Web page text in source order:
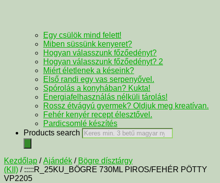
Egy csülök mind felett!
Miben süssünk kenyeret?
Hogyan válasszunk főzőedényt?
Hogyan válasszunk főzőedényt? 2
Miért életlenek a késeink?
Első randi egy vas serpenyővel.
Spórolás a konyhában? Kukta!
Energiafelhasználás nélküli tárolás!
Rossz étvágyú gyermek? Oldjuk meg kreatívan.
Fehér kenyér recept élesztővel.
Pardicsomlé készítés
Products search
Kezdőlap /Ajándék / Bögre dísztárgy
(KII) / :::::R_25KU_BÖGRE 730ML PIROS/FEHÉR PÖTTY
VP2205